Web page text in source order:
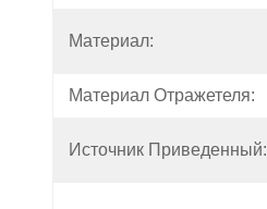
Материал:
Материал Отражетеля:
Источник Приведенный: